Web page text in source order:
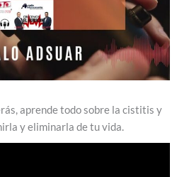
aprende todo sobre la cistitis y
y eliminarla de tu vida.